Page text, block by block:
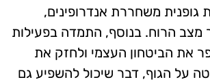
גופנית משחררת אנדרופינים,
מצב הרוח. בנוסף, התמדה בפעילות
את הביטחון העצמי ולחזק את
על הגוף, דבר שיכול להשפיע גם